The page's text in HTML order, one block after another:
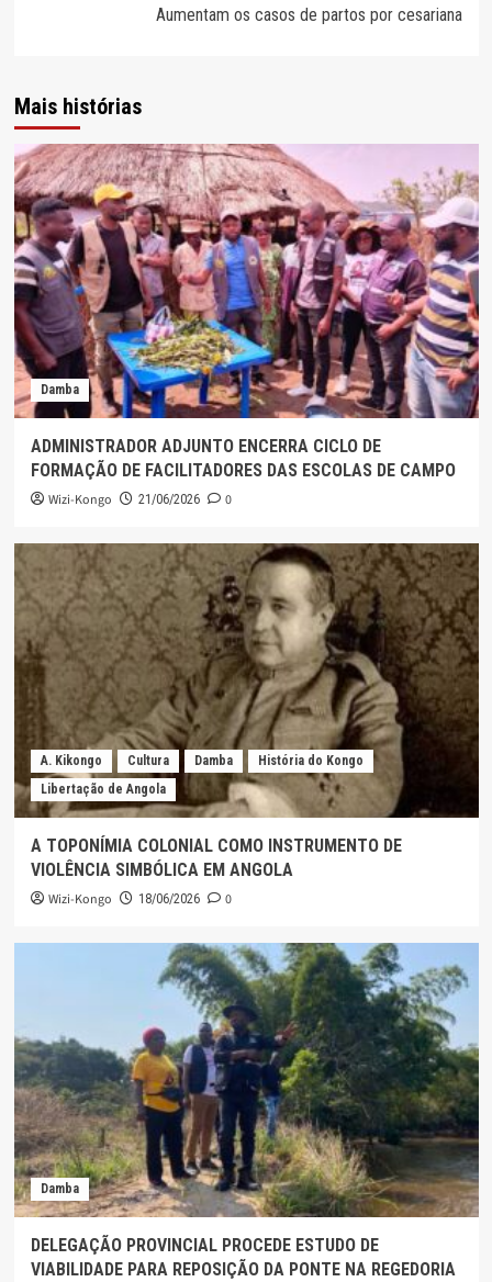
Aumentam os casos de partos por cesariana
Mais histórias
Damba
ADMINISTRADOR ADJUNTO ENCERRA CICLO DE
FORMAÇÃO DE FACILITADORES DAS ESCOLAS DE CAMPO
Wizi-Kongo 21/06/2026 0
A. Kikongo Cultura Damba
História do Kongo
Libertação de Angola
A TOPONÍMIA COLONIAL COMO INSTRUMENTO DE
VIOLÊNCIA SIMBÓLICA EM ANGOLA
Wizi-Kongo 18/06/2026 0
Damba
DELEGAÇÃO PROVINCIAL PROCEDE ESTUDO DE
VIABILIDADE PARA REPOSIÇÃO DA PONTE NA REGEDORIA